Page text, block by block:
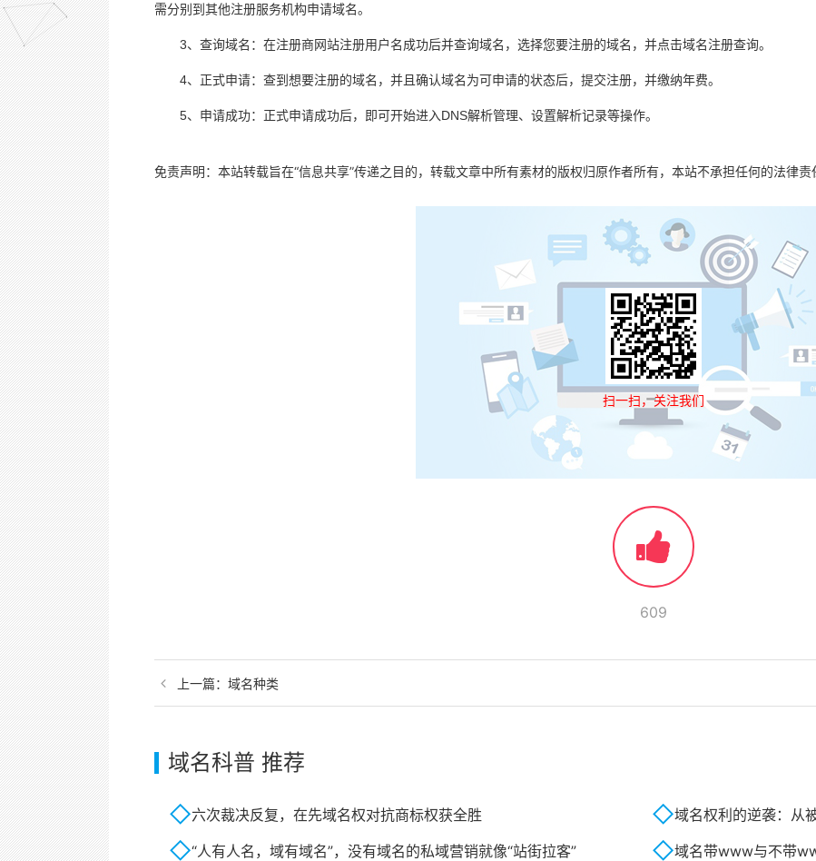
需分别到其他注册服务机构申请域名。
3、查询域名：在注册商网站注册用户名成功后并查询域名，选择您要注册的域名，并点击域名注册查询。
4、正式申请：查到想要注册的域名，并且确认域名为可申请的状态后，提交注册，并缴纳年费。
5、申请成功：正式申请成功后，即可开始进入DNS解析管理、设置解析记录等操作。
免责声明：本站转载旨在“信息共享”传递之目的，转载文章中所有素材的版权归原作者所有，本站不承担任何的法律责
扫一扫，关注我们
609
上一篇： 域名种类
域名科普 推荐
六次裁决反复，在先域名权对抗商标权获全胜
域名权利的逆袭：从
“人有人名，域有域名”，没有域名的私域营销就像“站街拉客”
域名带www与不带